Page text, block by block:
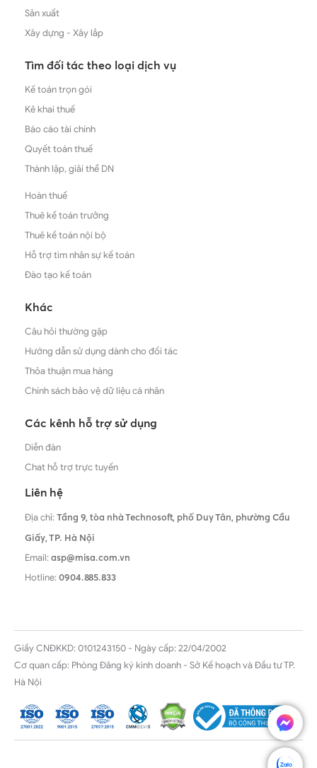
Sản xuất
Xây dựng - Xây lắp
Tìm đối tác theo loại dịch vụ
Kế toán trọn gói
Kê khai thuế
Báo cáo tài chính
Quyết toán thuế
Thành lập, giải thể DN
Hoàn thuế
Thuê kế toán trưởng
Thuê kế toán nội bộ
Hỗ trợ tìm nhân sự kế toán
Đào tạo kế toán
Khác
Câu hỏi thường gặp
Hướng dẫn sử dụng dành cho đối tác
Thỏa thuận mua hàng
Chính sách bảo vệ dữ liệu cá nhân
Các kênh hỗ trợ sử dụng
Diễn đàn
Chat hỗ trợ trực tuyến
Liên hệ
Địa chỉ:Tầng 9, tòa nhà Technosoft, phố Duy Tân, phường Cầu
Giấy,TP. Hà Nội
Email:asp@misa.com.vn
Hotline:0904.885.833
Giấy CNĐKKD: 0101243150 - Ngày cấp: 22/04/2002
Cơ quan cấp: Phòng Đăng ký kinh doanh - Sở Kế hoạch và Đầu tư TP.
Hà Nội